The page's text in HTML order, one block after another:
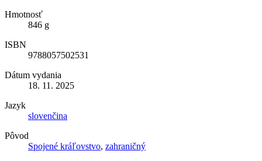
Hmotnosť
846 g
ISBN
9788057502531
Dátum vydania
18. 11. 2025
Jazyk
slovenčina
Pôvod
Spojené kráľovstvo, zahraničný